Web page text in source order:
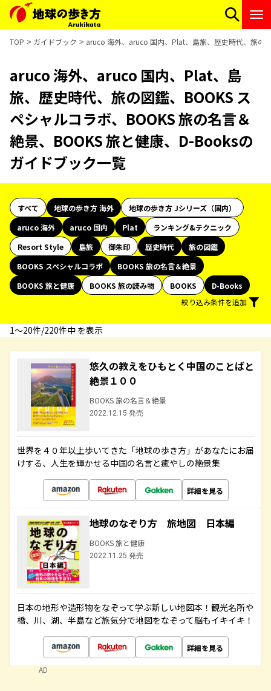
TOP ガイドブック aruco 海外、aruco 国内、Plat、島旅、歴史時代、旅の
aruco 海外、aruco 国内、Plat、島
旅、歴史時代、旅の図鑑、BOOKS ス
ペシャルコラボ、BOOKS 旅の名言＆
絶景、BOOKS 旅と健康、D-Booksの
ガイドブック一覧
すべて 地球の歩き方 海外
地球の歩き方 Jシリーズ（国内）
aruco 海外
aruco 国内 Plat
ランキング&テクニック
Resort Style
島旅 御朱印 歴史時代
旅の図鑑
BOOKS スペシャルコラボ
BOOKS 旅の名言＆絶景
BOOKS 旅と健康
BOOKS 旅の読み物 BOOKS
D-Books
絞り込み条件を追加
1〜20件/220件中 を表示
悠久の教えをひもとく中国のことばと
絶景１００
BOOKS 旅の名言＆絶景
2022.12.15 発売
世界を４０年以上歩いてきた「地球の歩き方」があなたにお届
けする、人生を輝かせる中国の名言と癒やしの絶景集
詳細を見る
地球のなぞり方 旅地図 日本編
BOOKS 旅と健康
2022.11.25 発売
日本の地形や造形物をなぞって学ぶ新しい地図本！観光名所や
橋、川、湖、半島など旅気分で地図をなぞって脳もイキイキ！
詳細を見る
AD